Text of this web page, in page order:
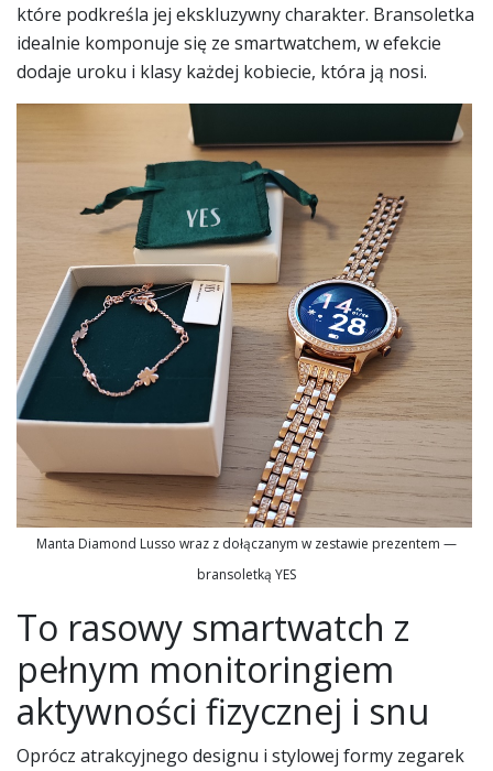
które podkreśla jej ekskluzywny charakter. Bransoletka
idealnie komponuje się ze smartwatchem, w efekcie
dodaje uroku i klasy każdej kobiecie, która ją nosi.
Manta Diamond Lusso wraz z dołączanym w zestawie prezentem —
bransoletką YES
To rasowy smartwatch z
pełnym monitoringiem
aktywności fizycznej i snu
Oprócz atrakcyjnego designu i stylowej formy zegarek